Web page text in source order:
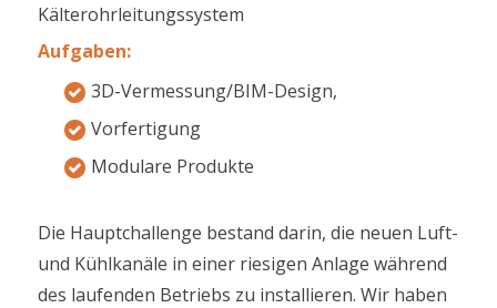
Kälterohrleitungssystem
Aufgaben:
3D-Vermessung/BIM-Design,
Vorfertigung
Modulare Produkte
Die Hauptchallenge bestand darin, die neuen Luft-
und Kühlkanäle in einer riesigen Anlage während
des laufenden Betriebs zu installieren. Wir haben